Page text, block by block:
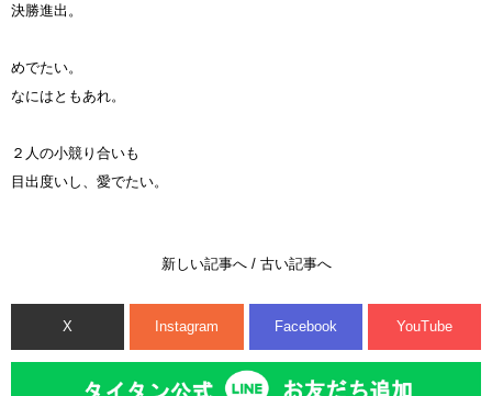
決勝進出。
めでたい。
なにはともあれ。
２人の小競り合いも
目出度いし、愛でたい。
新しい記事へ/ 古い記事へ
X Instagram Facebook YouTube